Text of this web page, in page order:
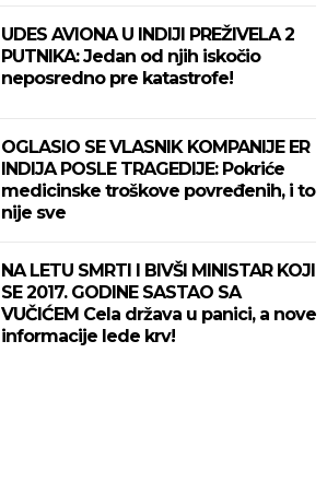
UDES AVIONA U INDIJI PREŽIVELA 2
PUTNIKA: Jedan od njih iskočio
neposredno pre katastrofe!
OGLASIO SE VLASNIK KOMPANIJE ER
INDIJA POSLE TRAGEDIJE: Pokriće
medicinske troškove povređenih, i to
nije sve
NA LETU SMRTI I BIVŠI MINISTAR KOJI
SE 2017. GODINE SASTAO SA
VUČIĆEM Cela država u panici, a nove
informacije lede krv!